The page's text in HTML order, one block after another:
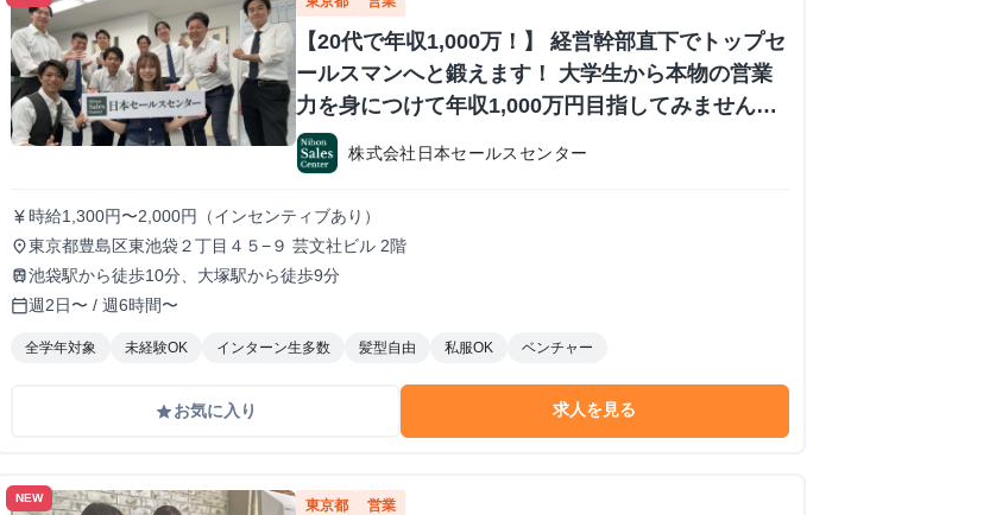
【20代で年収1,000万！】 経営幹部直下でトップセ
ールスマンへと鍛えます！ 大学生から本物の営業
力を身につけて年収1,000万円目指してみません
か？ ※当社直結内定あり #学歴不問 #未経験可
#1.2年生可 - 株式会社日本セールスセンターの長
期・有給インターンシップ
株式会社日本セールスセンター
currency_yen時給1,300円〜2,000円（インセンティブあり）
place東京都豊島区東池袋２丁目４５−９ 芸文社ビル 2階
train池袋駅から徒歩10分、大塚駅から徒歩9分
calendar_today週2日〜 / 週6時間〜
全学年対象 未経験OK インターン生多数 髪型自由 私服OK ベンチャー
gradeお気に入り 求人を見る
NEW 東京都 営業